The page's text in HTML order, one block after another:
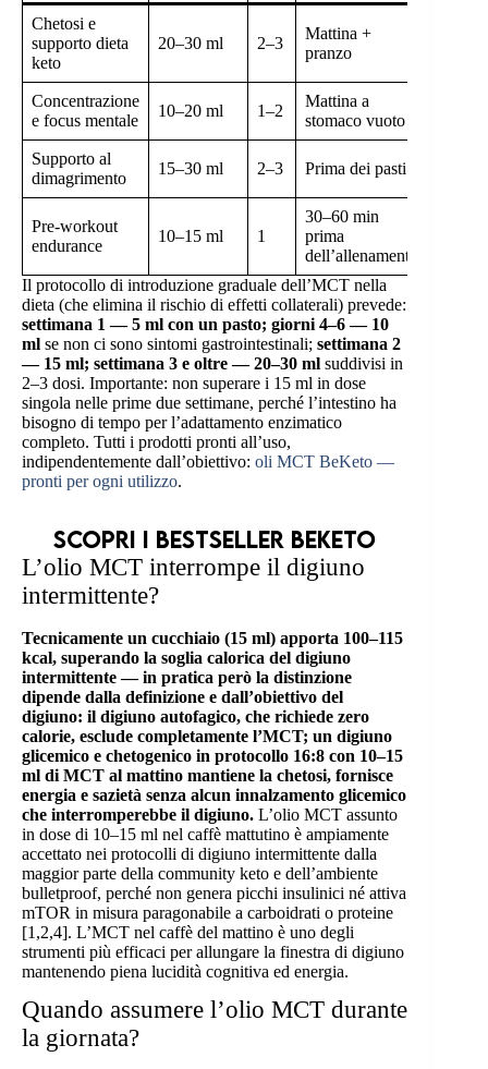
Chetosi e
supporto dieta
keto
20–30 ml 2–3
Mattina +
pranzo
Concentrazione
e focus mentale
10–20 ml 1–2
Mattina a
stomaco vuoto
Supporto al
dimagrimento
15–30 ml 2–3 Prima dei pasti
Pre-workout
endurance
10–15 ml 1
30–60 min
prima
dell’allenamento
Il protocollo di introduzione graduale dell’MCT nella
dieta (che elimina il rischio di effetti collaterali) prevede:
settimana 1 — 5 ml con un pasto; giorni 4–6 — 10
ml se non ci sono sintomi gastrointestinali; settimana 2
— 15 ml; settimana 3 e oltre — 20–30 ml suddivisi in
2–3 dosi. Importante: non superare i 15 ml in dose
singola nelle prime due settimane, perché l’intestino ha
bisogno di tempo per l’adattamento enzimatico
completo. Tutti i prodotti pronti all’uso,
indipendentemente dall’obiettivo: oli MCT BeKeto —
pronti per ogni utilizzo.
Scopri i bestseller Beketo
L’olio MCT interrompe il digiuno
intermittente?
Tecnicamente un cucchiaio (15 ml) apporta 100–115
kcal, superando la soglia calorica del digiuno
intermittente — in pratica però la distinzione
dipende dalla definizione e dall’obiettivo del
digiuno: il digiuno autofagico, che richiede zero
calorie, esclude completamente l’MCT; un digiuno
glicemico e chetogenico in protocollo 16:8 con 10–15
ml di MCT al mattino mantiene la chetosi, fornisce
energia e sazietà senza alcun innalzamento glicemico
che interromperebbe il digiuno. L’olio MCT assunto
in dose di 10–15 ml nel caffè mattutino è ampiamente
accettato nei protocolli di digiuno intermittente dalla
maggior parte della community keto e dell’ambiente
bulletproof, perché non genera picchi insulinici né attiva
mTOR in misura paragonabile a carboidrati o proteine
[1,2,4]. L’MCT nel caffè del mattino è uno degli
strumenti più efficaci per allungare la finestra di digiuno
mantenendo piena lucidità cognitiva ed energia.
Quando assumere l’olio MCT durante
la giornata?